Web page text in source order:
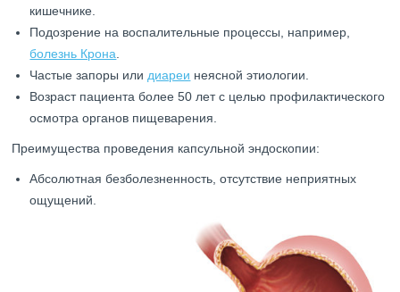
кишечнике.
Подозрение на воспалительные процессы, например,
болезнь Крона
Частые запоры или диареи неясной этиологии.
Возраст пациента более 50 лет с целью профилактического
осмотра органов пищеварения.
Преимущества проведения капсульной эндоскопии:
Абсолютная безболезненность, отсутствие неприятных
ощущений.